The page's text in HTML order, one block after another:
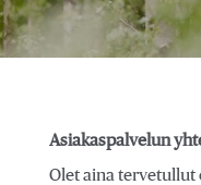
Asiakaspalvelun
Olet aina tervetullut